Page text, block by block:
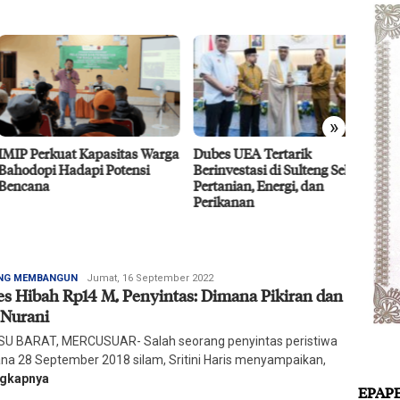
»
Kapasitas Warga
Hadapi Potensi
Dubes UEA Tertarik
Berinvestasi di Sulteng Sektor
Pertanian, Energi, dan
Perikanan
CPO
Agro
2026
MEMBANGUNRedaksi
Harian
Mercusuar
Jumat, 16 September 2022
Hibah Rp14 M, Penyintas: Dimana Pikiran dan
BARAT, MERCUSUAR- Salah seorang penyintas peristiwa
28 September 2018 silam, Sritini Haris menyampaikan,